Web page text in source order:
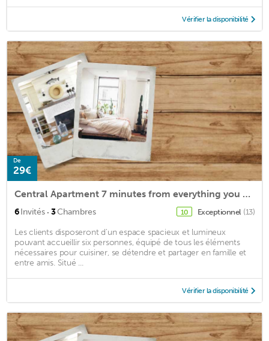
Vérifier la disponibilité
De
29€
Central Apartment 7 minutes from everything you are looking for
6Invités · 3Chambres 10 Exceptionnel (13)
Les clients disposeront d'un espace spacieux et lumineux
pouvant accueillir six personnes, équipé de tous les éléments
nécessaires pour cuisiner, se détendre et partager en famille et
entre amis. Situé ...
Vérifier la disponibilité